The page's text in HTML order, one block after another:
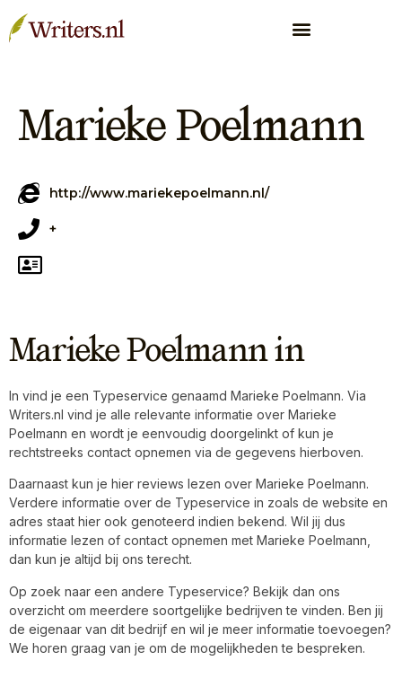
Marieke Poelmann
http://www.mariekepoelmann.nl/
+
Marieke Poelmann in
In vind je een Typeservice genaamd Marieke Poelmann. Via
Writers.nl vind je alle relevante informatie over Marieke
Poelmann en wordt je eenvoudig doorgelinkt of kun je
rechtstreeks contact opnemen via de gegevens hierboven.
Daarnaast kun je hier reviews lezen over Marieke Poelmann.
Verdere informatie over de Typeservice in zoals de website en
adres staat hier ook genoteerd indien bekend. Wil jij dus
informatie lezen of contact opnemen met Marieke Poelmann,
dan kun je altijd bij ons terecht.
Op zoek naar een andere Typeservice? Bekijk dan ons
overzicht om meerdere soortgelijke bedrijven te vinden. Ben jij
de eigenaar van dit bedrijf en wil je meer informatie toevoegen?
We horen graag van je om de mogelijkheden te bespreken.